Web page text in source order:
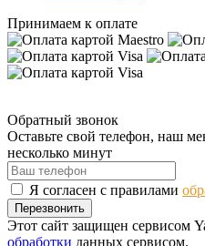
Принимаем к оплате
Обратный звонок
Оставьте свой телефон, наш
несколько минут
Я согласен с правилами
Перезвонить
Этот сайт защищен сервисом
обработки данных сервисом.